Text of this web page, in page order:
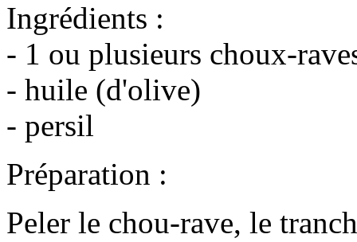
Ingrédients :
- 1 ou plusieurs choux-
- huile (d'olive)
- persil
Préparation :
Peler le chou-rave, le